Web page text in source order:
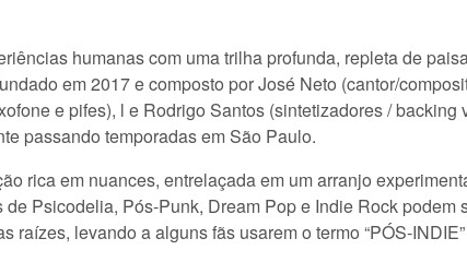
humanas com uma trilha profunda, repleta de
em 2017 e composto por José Neto (cantor/
e pifes), l e Rodrigo Santos (sintetizadores /
passando temporadas em São Paulo.
rica em nuances, entrelaçada em um arranjo
Psicodelia, Pós-Punk, Dream Pop e Indie Rock podem
raízes, levando a alguns fãs usarem o termo “PÓS-